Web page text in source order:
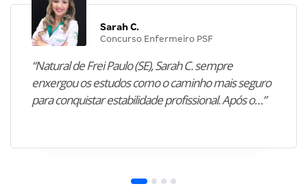
Sarah C.
Concurso Enfermeiro PSF
“Natural de Frei Paulo (SE), Sarah C. sempre
enxergou os estudos como o caminho mais seguro
para conquistar estabilidade profissional. Após o…”